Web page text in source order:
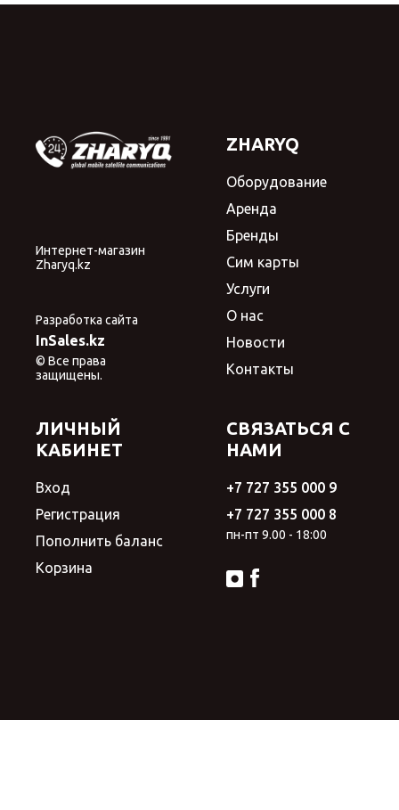
Интернет-магазин
Zharyq.kz
Разработка сайта
InSales.kz
© Все права
защищены.
ZHARYQ
Оборудование
Аренда
Бренды
Сим карты
Услуги
О нас
Новости
Контакты
ЛИЧНЫЙ
КАБИНЕТ
Вход
Регистрация
Пополнить баланс
Корзина
СВЯЗАТЬСЯ С
НАМИ
+7 727 355 000 9
+7 727 355 000 8
пн-пт 9.00 - 18:00